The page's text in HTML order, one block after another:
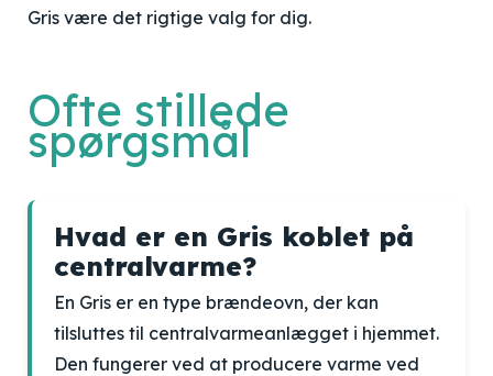
Gris være det rigtige valg for dig.
Ofte stillede
spørgsmål
Hvad er en Gris koblet på
centralvarme?
En Gris er en type brændeovn, der kan
tilsluttes til centralvarmeanlægget i hjemmet.
Den fungerer ved at producere varme ved